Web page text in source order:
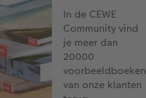
In de CEWE
Community vind
je meer dan
20000
voorbeeldboeken
van onze klanten